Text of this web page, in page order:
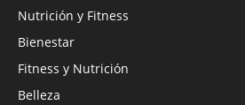
Nutrición y Fitness
Bienestar
Fitness y Nutrición
Belleza